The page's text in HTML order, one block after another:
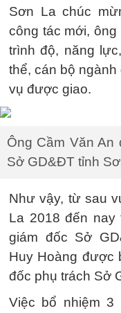
Sơn La chúc
công tác mới,
trình độ, năng
thể, cán bộ
vụ được giao.
Ông Cầm Văn An
Sở GD&ĐT tỉnh
Như vậy, từ sau
La 2018 đến nay
giám đốc Sở
Huy Hoàng được
đốc phụ trách Sở
Việc bổ nhiệm 3